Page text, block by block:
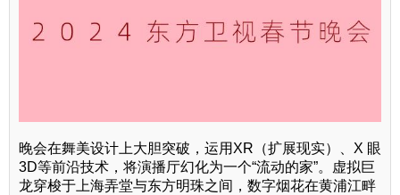
晚会在舞美设计上大胆突破，运用XR（扩展现实）、X 眼
3D等前沿技术，将演播厅幻化为一个“流动的家”。虚拟巨
龙穿梭于上海弄堂与东方明珠之间，数字烟花在黄浦江畔